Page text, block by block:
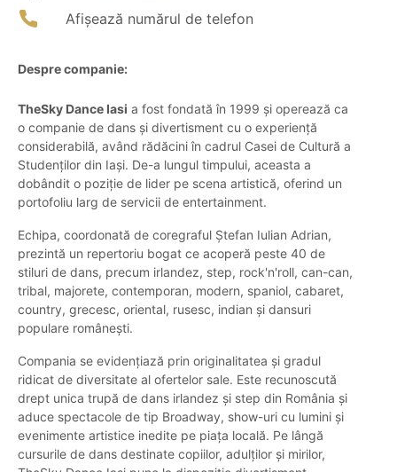
Afișează numărul de telefon
Despre companie:
TheSky Dance Iasi a fost fondată în 1999 și operează ca
o companie de dans și divertisment cu o experiență
considerabilă, având rădăcini în cadrul Casei de Cultură a
Studenților din Iași. De-a lungul timpului, aceasta a
dobândit o poziție de lider pe scena artistică, oferind un
portofoliu larg de servicii de entertainment.
Echipa, coordonată de coregraful Ștefan Iulian Adrian,
prezintă un repertoriu bogat ce acoperă peste 40 de
stiluri de dans, precum irlandez, step, rock'n'roll, can-can,
tribal, majorete, contemporan, modern, spaniol, cabaret,
country, grecesc, oriental, rusesc, indian și dansuri
populare românești.
Compania se evidențiază prin originalitatea și gradul
ridicat de diversitate al ofertelor sale. Este recunoscută
drept unica trupă de dans irlandez și step din România și
aduce spectacole de tip Broadway, show-uri cu lumini și
evenimente artistice inedite pe piața locală. Pe lângă
cursurile de dans destinate copiilor, adulților și mirilor,